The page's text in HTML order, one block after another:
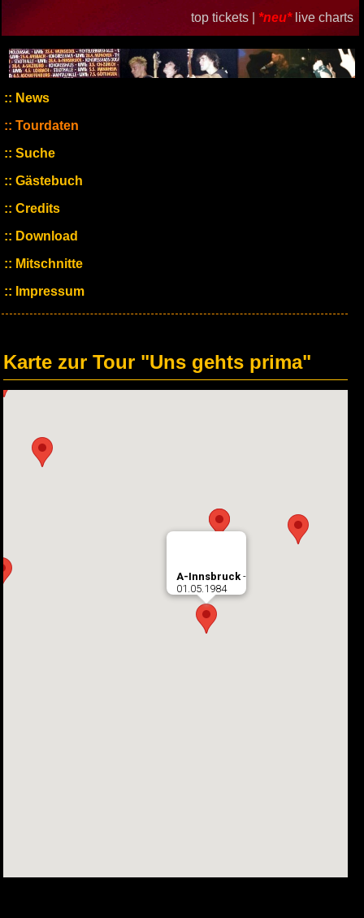
top tickets | *neu* live charts
News
Tourdaten
Suche
Gästebuch
Credits
Download
Mitschnitte
Impressum
Karte zur Tour "Uns gehts prima"
A-Innsbruck-
01.05.1984